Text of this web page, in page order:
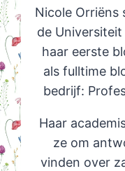
Nicole Orriëns
de
haar eerste
als fulltime
bedrijf:
Haar
ze om
vinden over